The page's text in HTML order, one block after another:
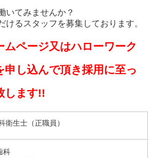
いてみませんか？
けるスタッフを募集しております。
ムページ又はハローワーク
し込んで頂き採用に至っ
します!!
衛生士（正職員）
科